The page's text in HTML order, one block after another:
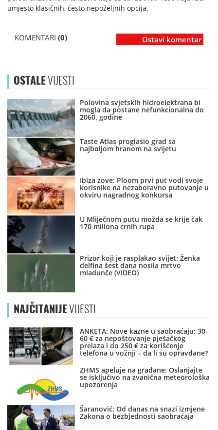
umjesto klasičnih, često nepoželjnih opcija.
KOMENTARI (0) Ostavi komentar
OSTALEVIJESTI
Polovina svjetskih hidroelektrana bi
mogla da postane nefunkcionalna do
2060. godine
Taste Atlas proglasio grad sa
najboljom hranom na svijetu
Ibiza zove: Ploom prvi put vodi svoje
korisnike na nezaboravno putovanje u
okviru nagradnog konkursa
U Mliječnom putu možda se krije čak
170 miliona crnih rupa
Prizor koji je rasplakao svijet: Ženka
delfina šest dana nosila mrtvo
mladunče (VIDEO)
NAJČITANIJEVIJESTI
ANKETA: Nove kazne u saobraćaju: 30–
60 € za nepoštovanje pješačkog
prelaza i do 250 € za korišćenje
telefona u vožnji – da li su opravdane?
ZHMS apeluje na građane: Oslanjajte
se isključivo na zvanična meteorološka
upozorenja
Šaranović: Od danas na snazi izmjene
Zakona o bezbjednosti saobraćaja